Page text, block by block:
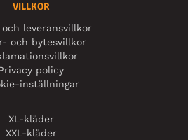
VILLKOR
leveransvillkor
och bytesvillkor
policy
inställningar
XL-kläder
XXL-kläder